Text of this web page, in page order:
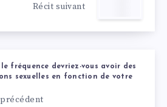
Récit suivant
fréquence devriez-vous avoir des
sexuelles en fonction de votre